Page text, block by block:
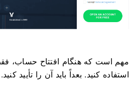
مهم است که هنگام افتتاح حساب،
استفاده کنید. بعداً باید آن را تأیید کنید.